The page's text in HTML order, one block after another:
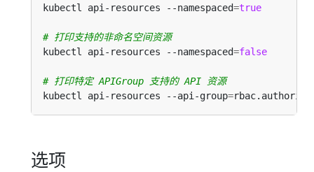
kubectl api-resources --namespaced=true
# 打印支持的非命名空间资源
kubectl api-resources --namespaced=false
# 打印特定 APIGroup 支持的 API 资源
kubectl api-resources --api-group=
选项